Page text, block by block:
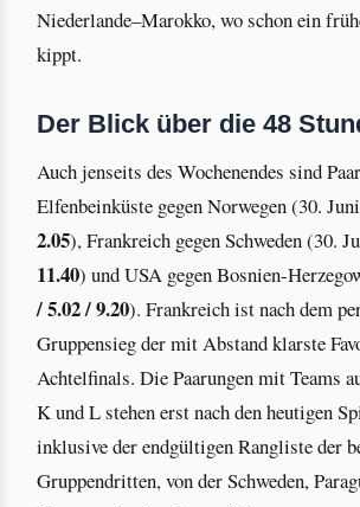
Niederlande–Marokko, wo schon ein
kippt.
Der Blick über die 48
Auch jenseits des Wochenendes sind
Elfenbeinküste gegen Norwegen (30.
2.05), Frankreich gegen Schweden (30.
11.40) und USA gegen Bosnien-
/ 5.02 / 9.20). Frankreich ist nach dem
Gruppensieg der mit Abstand klarste
Achtelfinals. Die Paarungen mit Teams
K und L stehen erst nach den heutigen
inklusive der endgültigen Rangliste der
Gruppendritten, von der Schweden,